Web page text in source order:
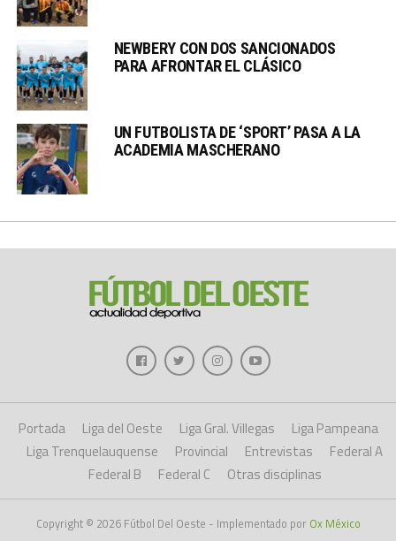
NEWBERY CON DOS SANCIONADOS
PARA AFRONTAR EL CLÁSICO
UN FUTBOLISTA DE ‘SPORT’ PASA A LA
ACADEMIA MASCHERANO
Portada Liga del Oeste Liga Gral. Villegas
Liga Pampeana
Liga Trenquelauquense
Provincial Entrevistas
Federal A
Federal B
Federal C Otras disciplinas
Copyright © 2026 Fútbol Del Oeste - Implementado por Ox México